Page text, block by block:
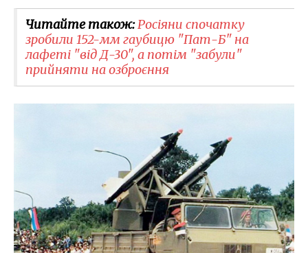
Читайте також:Росіяни спочатку
зробили 152-мм гаубицю "Пат-Б" на
лафеті "від Д-30", а потім "забули"
прийняти на озброєння